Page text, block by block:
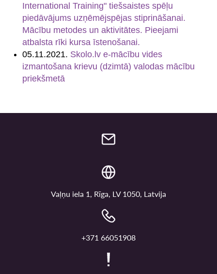
International Training" tiešsaistes spēļu
piedāvājums uzņēmējspējas stiprināšanai.
Mācību metodes un aktivitātes. Pieejami
atbalsta rīki kursa īstenošanai.
05.11.2021. Skolo.lv e-mācību vides
izmantošana krievu (dzimtā) valodas mācību
priekšmetā
Vaļņu iela 1, Rīga, LV 1050, Latvija
+371 66051908